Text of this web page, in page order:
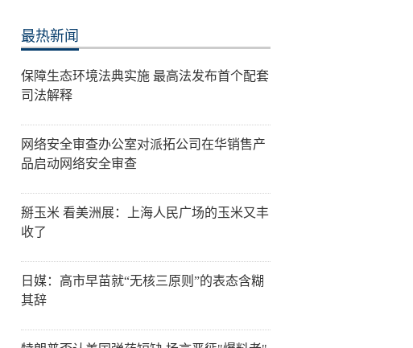
最热新闻
保障生态环境法典实施 最高法发布首个配套
司法解释
网络安全审查办公室对派拓公司在华销售产
品启动网络安全审查
掰玉米 看美洲展：上海人民广场的玉米又丰
收了
日媒：高市早苗就“无核三原则”的表态含糊
其辞